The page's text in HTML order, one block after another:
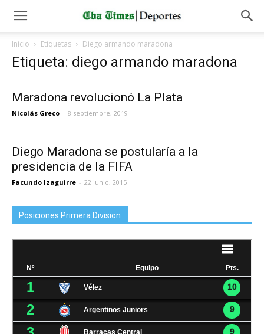
Inicio Etiquetas Diego armando maradona
Etiqueta: diego armando maradona
Maradona revolucionó La Plata
Nicolás Greco - 8 septiembre, 2019
Diego Maradona se postularía a la
presidencia de la FIFA
Facundo Izaguirre - 22 junio, 2015
Posiciones Primera Division